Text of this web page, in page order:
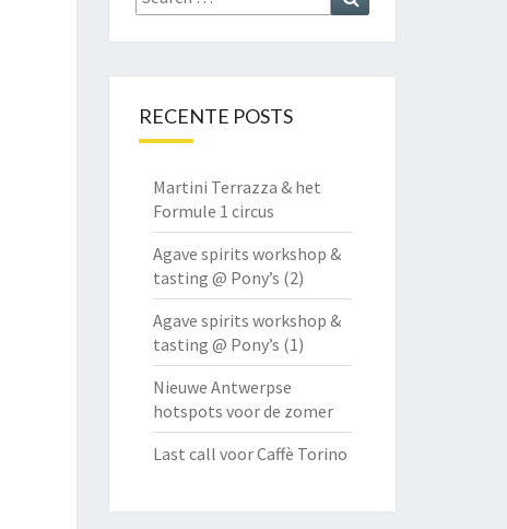
for:
RECENTE POSTS
Martini Terrazza & het
Formule 1 circus
Agave spirits workshop &
tasting @ Pony’s (2)
Agave spirits workshop &
tasting @ Pony’s (1)
Nieuwe Antwerpse
hotspots voor de zomer
Last call voor Caffè Torino